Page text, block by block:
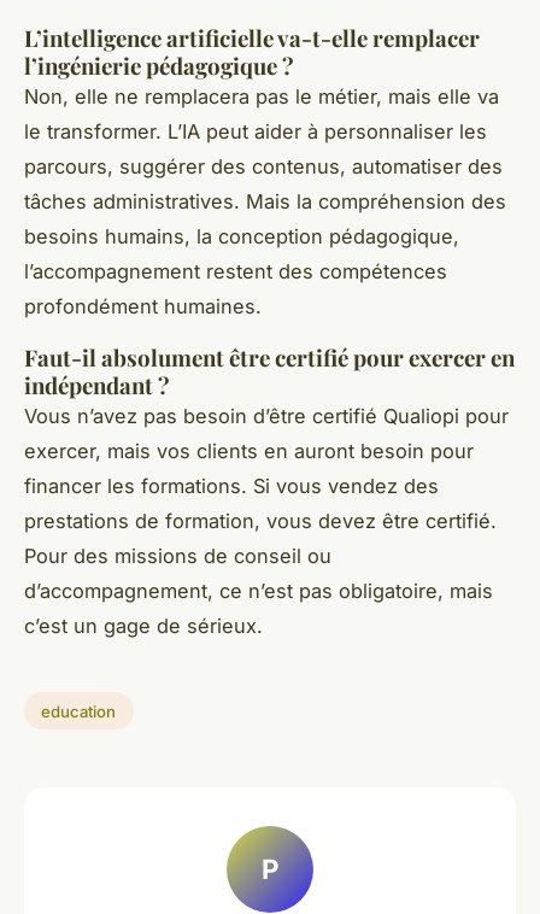
L’intelligence artificielle va-t-elle remplacer
l’ingénierie pédagogique ?
Non, elle ne remplacera pas le métier, mais elle va
le transformer. L’IA peut aider à personnaliser les
parcours, suggérer des contenus, automatiser des
tâches administratives. Mais la compréhension des
besoins humains, la conception pédagogique,
l’accompagnement restent des compétences
profondément humaines.
Faut-il absolument être certifié pour exercer en
indépendant ?
Vous n’avez pas besoin d’être certifié Qualiopi pour
exercer, mais vos clients en auront besoin pour
financer les formations. Si vous vendez des
prestations de formation, vous devez être certifié.
Pour des missions de conseil ou
d’accompagnement, ce n’est pas obligatoire, mais
c’est un gage de sérieux.
education
P